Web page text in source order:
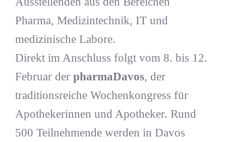
Pharma, Medizintechnik, IT und
medizinische Labore.
Direkt im Anschluss folgt vom 8. bis 12.
Februar der pharmaDavos, der
traditionsreiche Wochenkongress für
Apothekerinnen und Apotheker. Rund
500 Teilnehmende werden in Davos